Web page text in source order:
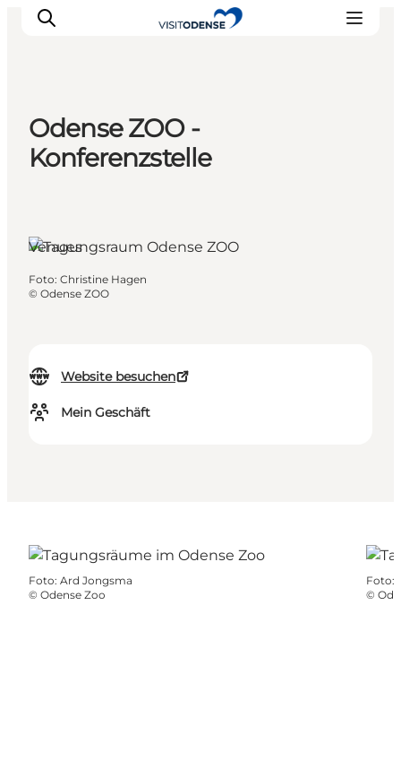
Odense erleben
Odense ZOO -
Konferenzstelle
Website besuchen
Mein Geschäft
Venues
Foto: Christine Hagen
© Odense ZOO
Foto: Ard Jongsma
© Odense Zoo
Foto:
©